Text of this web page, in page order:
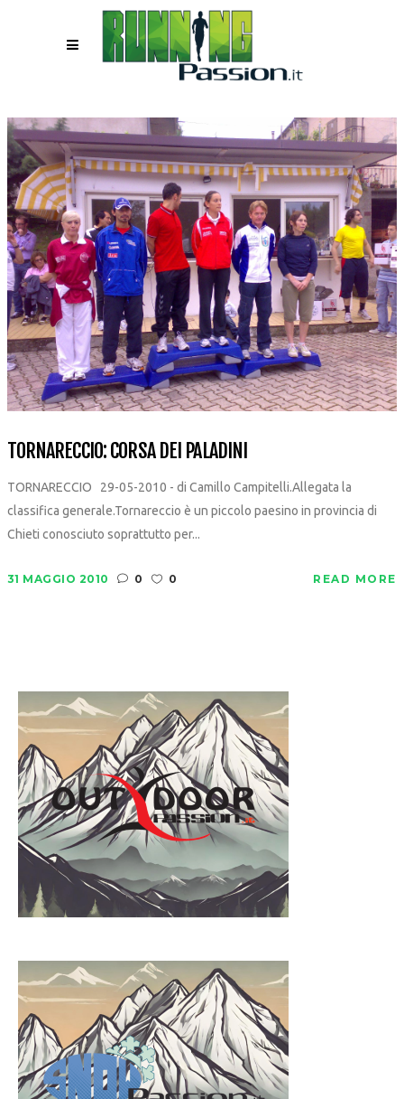
TORNARECCIO: CORSA DEI PALADINI
TORNARECCIO 29-05-2010 - di Camillo Campitelli.Allegata la
classifica generale.Tornareccio è un piccolo paesino in provincia di
Chieti conosciuto soprattutto per...
31 MAGGIO 2010 0 0 READ MORE